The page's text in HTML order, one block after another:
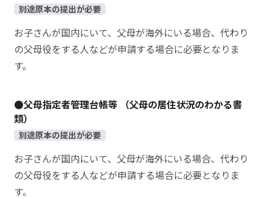
別途原本の提出が必要
お子さんが国内にいて、父母が海外にいる場合、代わり
の父母役をする人などが申請する場合に必要となりま
す。
●父母指定者管理台帳等 （父母の居住状況のわかる書
類）
別途原本の提出が必要
お子さんが国内にいて、父母が海外にいる場合、代わり
の父母役をする人などが申請する場合に必要となりま
す。